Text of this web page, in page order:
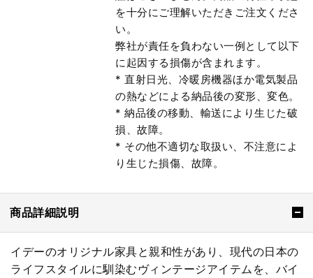
を十分にご理解いただきご注文くださ
い。
弊社が責任を負わない一例として以下
に起因する損傷が含まれます。
* 直射日光、冷暖房機器ほか電気製品
の熱などによる納品後の変形、変色。
* 納品後の移動、輸送により生じた破
損、故障。
* その他不適切な取扱い、不注意によ
り生じた損傷、故障。
商品詳細説明
イデーのオリジナル家具と親和性があり、現代の日本の
ライフスタイルに馴染むヴィンテージアイテムを、バイ